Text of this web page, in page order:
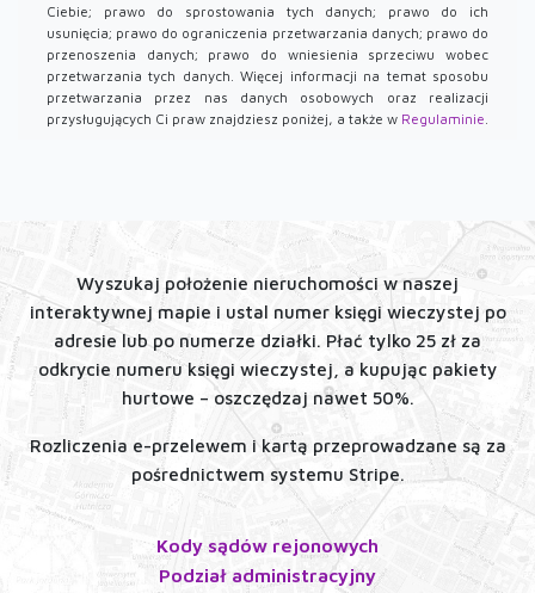
Ciebie; prawo do sprostowania tych danych; prawo do ich
usunięcia; prawo do ograniczenia przetwarzania danych; prawo do
przenoszenia danych; prawo do wniesienia sprzeciwu wobec
przetwarzania tych danych. Więcej informacji na temat sposobu
przetwarzania przez nas danych osobowych oraz realizacji
przysługujących Ci praw znajdziesz poniżej, a także w Regulaminie
Wyszukaj położenie nieruchomości w naszej
interaktywnej mapie i ustal numer księgi wieczystej po
adresie lub po numerze działki. Płać tylko 25 zł za
odkrycie numeru księgi wieczystej, a kupując pakiety
hurtowe – oszczędzaj nawet 50%.
Rozliczenia e-przelewem i kartą przeprowadzane są za
pośrednictwem systemu Stripe.
Kody sądów rejonowych
Podział administracyjny